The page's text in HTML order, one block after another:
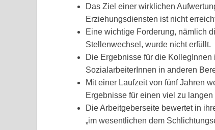
Das Ziel einer wirklichen
Erziehungsdiensten ist nicht
Eine wichtige Forderung, nämlich
Stellenwechsel, wurde nicht erfüllt.
Die Ergebnisse für die
SozialarbeiterInnen in anderen
Mit einer Laufzeit von fünf Jahren
Ergebnisse für einen viel zu
Die Arbeitgeberseite bewertet in
„im wesentlichen dem